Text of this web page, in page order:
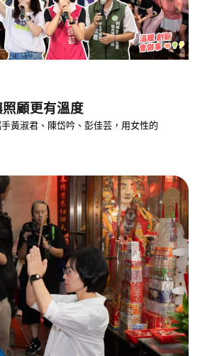
顧更有溫度
黃淑君、陳岱吟、彭佳芸，用女性的